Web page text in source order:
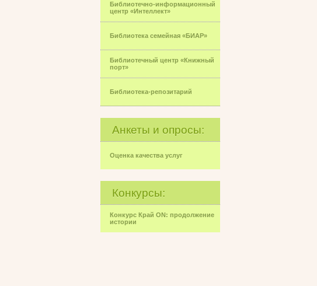
Библиотечно-информационный
центр «Интеллект»
Библиотека семейная «БИАР»
Библиотечный центр «Книжный
порт»
Библиотека-репозитарий
Анкеты и опросы:
Оценка качества услуг
Конкурсы:
Конкурс Край ON: продолжение
истории